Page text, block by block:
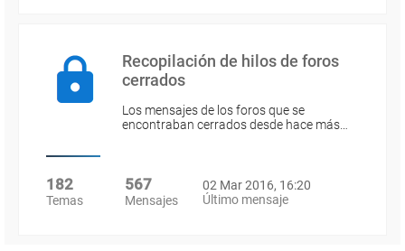
Recopilación de hilos de foros
cerrados
Los mensajes de los foros que se
encontraban cerrados desde hace más…
182
Temas
567
Mensajes
02 Mar 2016, 16:20
Último mensaje